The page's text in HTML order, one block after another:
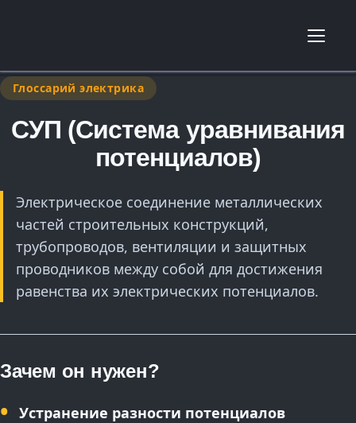
Глоссарий электрика
СУП (Система уравнивания
потенциалов)
Электрическое соединение металлических
частей строительных конструкций,
трубопроводов, вентиляции и защитных
проводников между собой для достижения
равенства их электрических потенциалов.
Зачем он нужен?
Устранение разности потенциалов